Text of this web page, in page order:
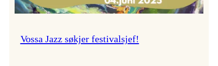
Vossa Jazz søkjer festivalsjef!